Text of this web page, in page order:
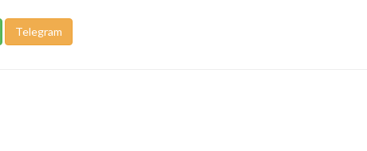
Telegram